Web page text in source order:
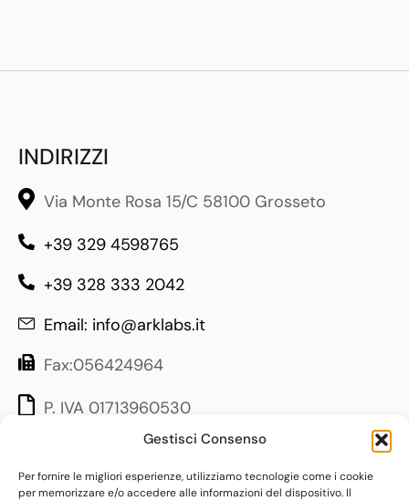
Gestisci Consenso
Per fornire le migliori esperienze, utilizziamo tecnologie come i cookie
per memorizzare e/o accedere alle informazioni del dispositivo. Il
INDIRIZZI
Via Monte Rosa 15/C 58100 Grosseto
+39 329 4598765
+39 328 333 2042
Email: info@arklabs.it
Fax:056424964
P. IVA 01713960530
LINK UTILI